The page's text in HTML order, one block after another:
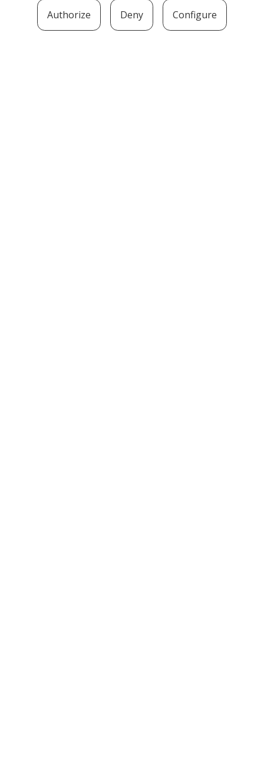
Authorize Deny Configure